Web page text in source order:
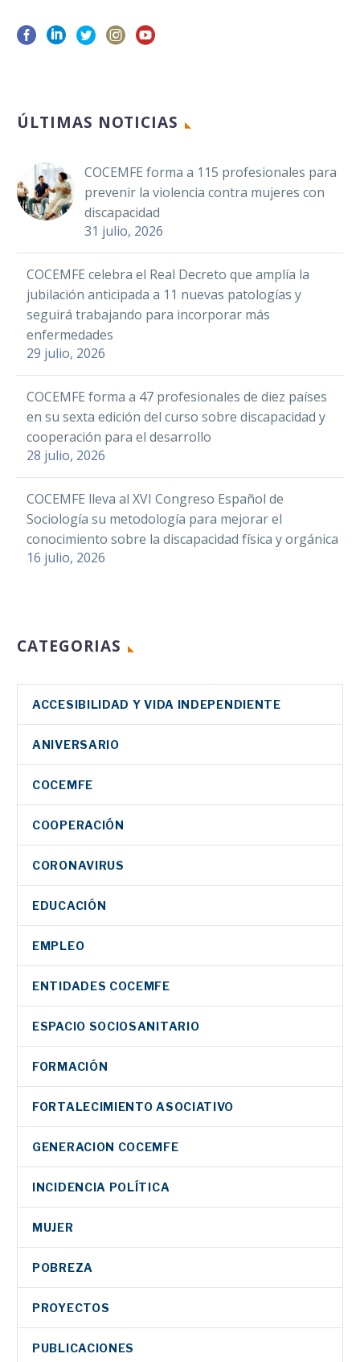
ÚLTIMAS NOTICIAS
COCEMFE forma a 115 profesionales para
prevenir la violencia contra mujeres con
discapacidad
31 julio, 2026
COCEMFE celebra el Real Decreto que amplía la
jubilación anticipada a 11 nuevas patologías y
seguirá trabajando para incorporar más
enfermedades
29 julio, 2026
COCEMFE forma a 47 profesionales de diez países
en su sexta edición del curso sobre discapacidad y
cooperación para el desarrollo
28 julio, 2026
COCEMFE lleva al XVI Congreso Español de
Sociología su metodología para mejorar el
conocimiento sobre la discapacidad física y orgánica
16 julio, 2026
CATEGORIAS
ACCESIBILIDAD Y VIDA INDEPENDIENTE
ANIVERSARIO
COCEMFE
COOPERACIÓN
CORONAVIRUS
EDUCACIÓN
EMPLEO
ENTIDADES COCEMFE
ESPACIO SOCIOSANITARIO
FORMACIÓN
FORTALECIMIENTO ASOCIATIVO
GENERACION COCEMFE
INCIDENCIA POLÍTICA
MUJER
POBREZA
PROYECTOS
PUBLICACIONES